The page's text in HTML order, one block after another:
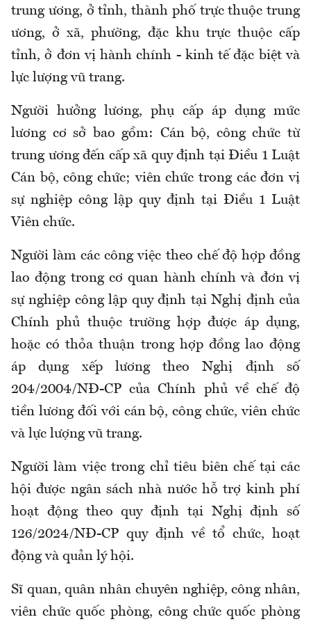
trung ương, ở tỉnh, thành phố trực thuộc trung
ương, ở xã, phường, đặc khu trực thuộc cấp
tỉnh,ở đơn vị hành chính - kinh tế đặc biệt và
lực lượng vũ trang.
Người hưởng lương, phụ cấp áp dụng mức
lương cơ sở bao gồm: Cán bộ, công chức từ
trung ương đến cấp xã quy định tại Điều 1 Luật
Cán bộ, công chức; viên chức trong các đơn vị
sự nghiệp công lập quy định tại Điều 1 Luật
Viên chức.
Người làm các công việc theo chế độ hợp đồng
lao động trong cơ quan hành chính và đơn vị
sự nghiệp công lập quy định tại Nghị định của
Chính phủ thuộc trường hợp được áp dụng,
hoặc có thỏa thuận trong hợp đồng lao động
áp dụng xếp lương theo Nghị định số
204/2004/NĐ-CP của Chính phủ về chế độ
tiền lương đối với cán bộ, công chức, viên chức
và lực lượng vũ trang.
Người làm việc trong chỉ tiêu biên chế tại các
hội được ngân sách nhà nước hỗ trợ kinh phí
hoạt động theo quy định tại Nghị định số
126/2024/NĐ-CP quy định về tổ chức, hoạt
động và quản lý hội.
Sĩ quan, quân nhân chuyên nghiệp, công nhân,
viên chức quốc phòng, công chức quốc phòng